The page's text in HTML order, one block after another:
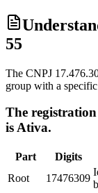
55
The CNPJ
group with a
The
is Ativa.
Part Digits
Root
17476309